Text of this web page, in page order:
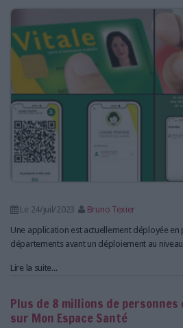
Le 24/juil/2023
Bruno Texier
Une application est actuellement déployée en
départements avant un déploiement au
Lire la suite...
Plus de 8 millions de
sur Mon Espace Santé